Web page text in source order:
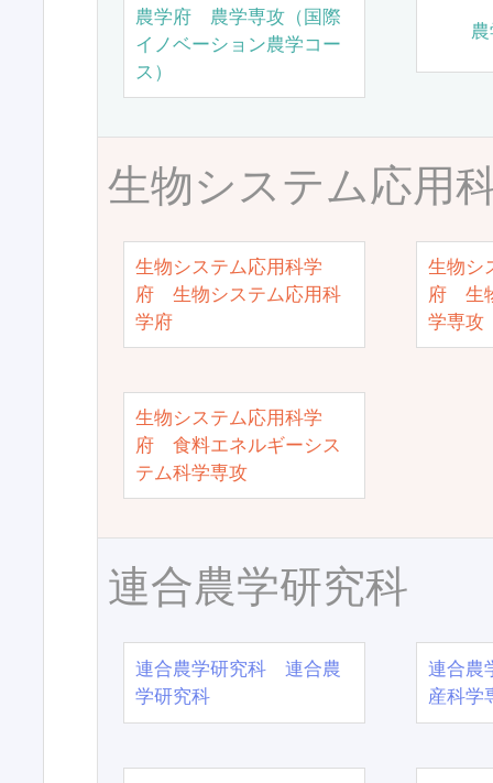
農学府 農学専攻（国際
イノベーション農学コー
ス）
生物システム応用
生物システム応用科学
府 生物システム応用科
学府
生物シ
府 生
学専攻
生物システム応用科学
府 食料エネルギーシス
テム科学専攻
連合農学研究科
連合農学研究科 連合農
学研究科
連合農
産科学